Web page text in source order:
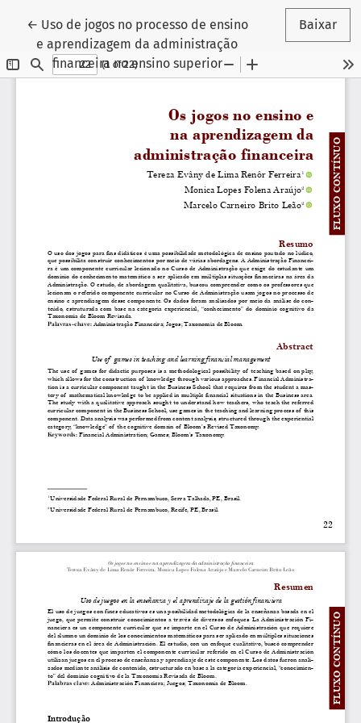
← Voltar aos Detalhes do Artigo
Uso de jogos no processo de ensino
e aprendizagem da administração
financeira no ensino superior
Baixar